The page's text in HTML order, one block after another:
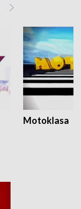
Motoklasa